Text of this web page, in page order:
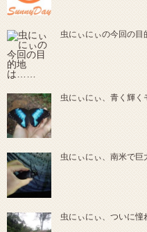
虫にぃにぃの今回の
虫にぃにぃ、青く輝く
虫にぃにぃ、南米で巨
虫にぃにぃ、ついに憧